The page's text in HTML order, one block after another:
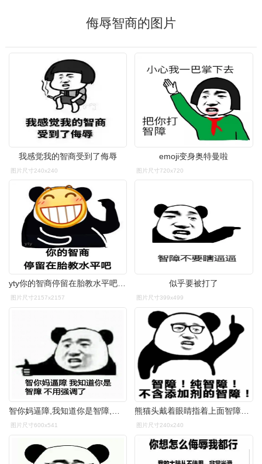
侮辱智商的图片
我感觉我的智商受到了侮辱
图片尺寸240x240
emoji变身奥特曼啦
图片尺寸720x720
yty你的智商停留在胎教水平吧熊猫头骂人怼人表情包斗图表情
图片尺寸2157x2157
似乎要被打了
图片尺寸399x499
图片尺寸600x541 图片尺寸240x240